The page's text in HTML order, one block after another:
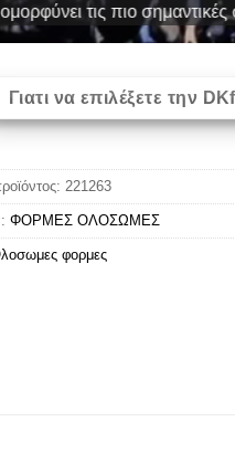
ομορφύνει τις πιο σημαντικές
Γιατι να επιλέξετε την
221263
ΦΟΡΜΕΣ ΟΛΟΣΩΜΕΣ
φoρμες